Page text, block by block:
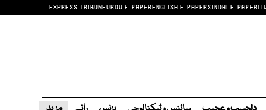
EXPRESS TRIBUNEURDU E-PAPERENGLISH E-PAPERSINDHI E-PAPER